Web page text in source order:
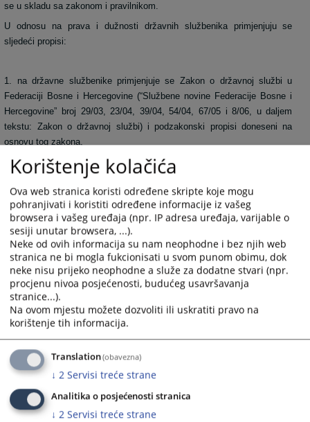
se u skladu sa zakonom i pravilnikom.
U odnosu na prava i dužnosti državnih službenika primjenjuju se
sljedeći propisi:
1. na državne službenike primjenjuje se Zakon o državnoj službi u
Federaciji Bosne i Hercegovine (“Službene novine Federacije Bosne i
Hercegovine” broj 29/03, 23/04, 39/04, 54/04, 67/05 i 8/06, u daljem
tekstu: Zakon o državnoj službi) i podzakonski propisi doneseni na
osnovu tog zakona,
2. na namještenike primjenjuje se Zakon o namještenicima u organima
državne službe u Federaciji Bosne i Hercegovine (“Službene novine
Federacije Bosne i Hercegovine” broj 49/05, u daljem tekstu: Zakon o
namještenicima ) i podzakonski propisi doneseni na osnovu tog
zakona.
Na prava i dužnosti državnih službenika i namještenika pored propisa iz
stava 2. ovog člana primjenjuju se, u skladu sa zakonom i opći propisi
o radu i kolektivni ugovori.
4458
Korištenje kolačića
Ova web stranica koristi određene skripte koje mogu
pohranjivati i koristiti određene informacije iz vašeg
browsera i vašeg uređaja (npr. IP adresa uređaja, varijable o
sesiji unutar browsera, ...).
Neke od ovih informacija su nam neophodne i bez njih web
stranica ne bi mogla fukcionisati u svom punom obimu, dok
neke nisu prijeko neophodne a služe za dodatne stvari (npr.
procjenu nivoa posjećenosti, budućeg usavršavanja
stranice...).
Na ovom mjestu možete dozvoliti ili uskratiti pravo na
korištenje tih informacija.
Translation(obavezna)
↓ 2 Servisi treće strane
Analitika o posjećenosti stranica
↓ 2 Servisi treće strane